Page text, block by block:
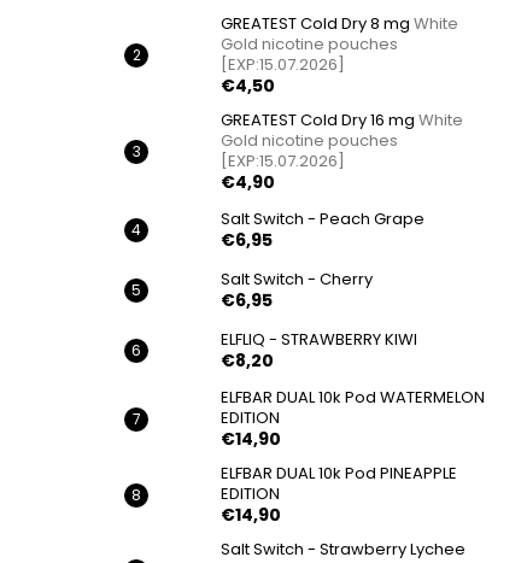
GREATEST Cold Dry 8 mg White
Gold nicotine pouches
[EXP:15.07.2026]
€4,50
GREATEST Cold Dry 16 mg White
Gold nicotine pouches
[EXP:15.07.2026]
€4,90
Salt Switch - Peach Grape
€6,95
Salt Switch - Cherry
€6,95
ELFLIQ - STRAWBERRY KIWI
€8,20
ELFBAR DUAL 10k Pod WATERMELON
EDITION
€14,90
ELFBAR DUAL 10k Pod PINEAPPLE
EDITION
€14,90
Salt Switch - Strawberry Lychee